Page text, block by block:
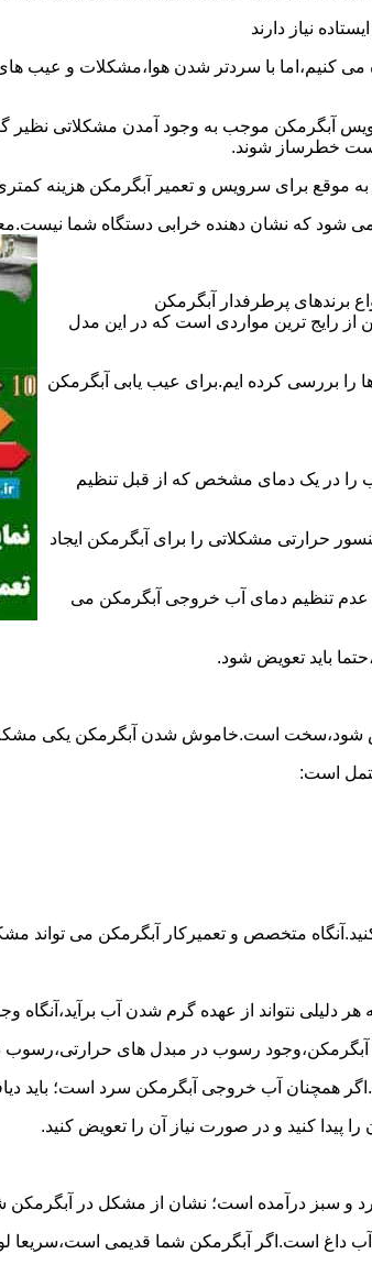
نیاز دارند
می کنیم،اما با سردتر شدن هوا،مشکلات و عیب
آبگرمکن موجب به وجود آمدن مشکلاتی
است خطرساز شوند.
موقع برای سرویس و تعمیر آبگرمکن هزینه
شود که نشان دهنده خرابی دستگاه شما
برندهای پرطرفدار آبگرمکن
رایج ترین مواردی است که در این مدل
را بررسی کرده ایم.برای عیب یابی آبگرمکن
را در یک دمای مشخص که از قبل تنظیم
حرارتی مشکلاتی را برای آبگرمکن ایجاد
تنظیم دمای آب خروجی آبگرمکن می
باید تعویض شود.
شود،سخت است.خاموش شدن آبگرمکن یکی
است:
متخصص و تعمیرکار آبگرمکن می تواند
دلیلی نتواند از عهده گرم شدن آب برآید،آنگاه
رسوب در مبدل های
همچنان آب خروجی آبگرمکن سرد است؛ باید
پیدا کنید و در صورت نیاز آن را تعویض کنید.
و سبز درآمده است؛ نشان از مشکل در
است.اگر آبگرمکن شما قدیمی است،سریعا